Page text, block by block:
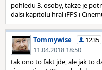
pohledu 3. osoby, takze je
dalsi kapitolu hral iFPS i
Tommywise
1235
11.04.2018 18:50
tak ono to fakt jde, ale jak to